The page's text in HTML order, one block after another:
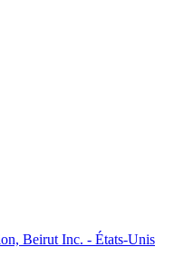
Beirut Inc. - États-Unis